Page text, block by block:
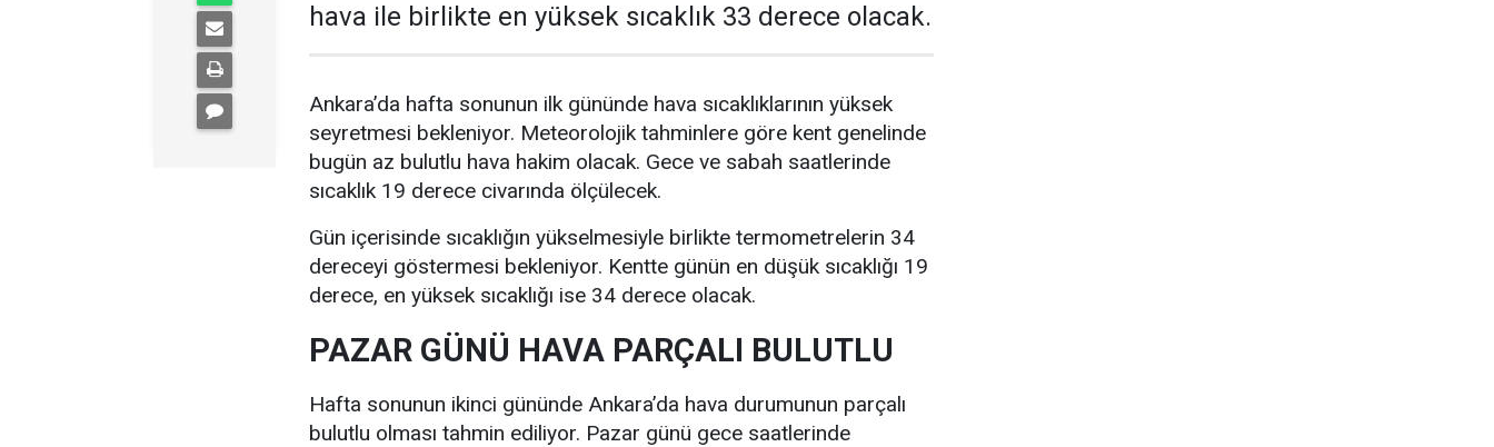
hava ile birlikte en yüksek sıcaklık 33 derece olacak.
Ankara’da hafta sonunun ilk gününde hava sıcaklıklarının yüksek
seyretmesi bekleniyor. Meteorolojik tahminlere göre kent genelinde
bugün az bulutlu hava hakim olacak. Gece ve sabah saatlerinde
sıcaklık 19 derece civarında ölçülecek.
Gün içerisinde sıcaklığın yükselmesiyle birlikte termometrelerin 34
dereceyi göstermesi bekleniyor. Kentte günün en düşük sıcaklığı 19
derece, en yüksek sıcaklığı ise 34 derece olacak.
PAZAR GÜNÜ HAVA PARÇALI BULUTLU
Hafta sonunun ikinci gününde Ankara’da hava durumunun parçalı
bulutlu olması tahmin ediliyor. Pazar günü gece saatlerinde